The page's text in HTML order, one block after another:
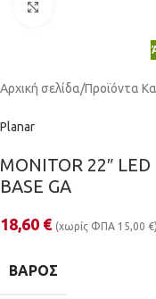
Αρχική σελίδα/Προϊόντα
Planar
MONITOR 22″
BASE GA
18,60 € (χωρίς ΦΠΑ 15,00 €)
ΒΆΡΟΣ